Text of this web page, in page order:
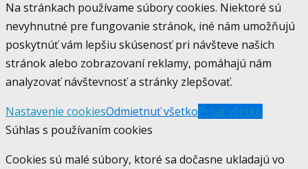
Na stránkach používame súbory cookies. Niektoré sú
nevyhnutné pre fungovanie stránok, iné nám umožňujú
poskytnúť vám lepšiu skúsenosť pri návšteve našich
stránok alebo zobrazovaní reklamy, pomáhajú nám
analyzovať návštevnosť a stránky zlepšovať.
Nastavenie cookiesOdmietnuť všetkoPrijať všetko
Súhlas s používaním cookies
Cookies sú malé súbory, ktoré sa dočasne ukladajú vo